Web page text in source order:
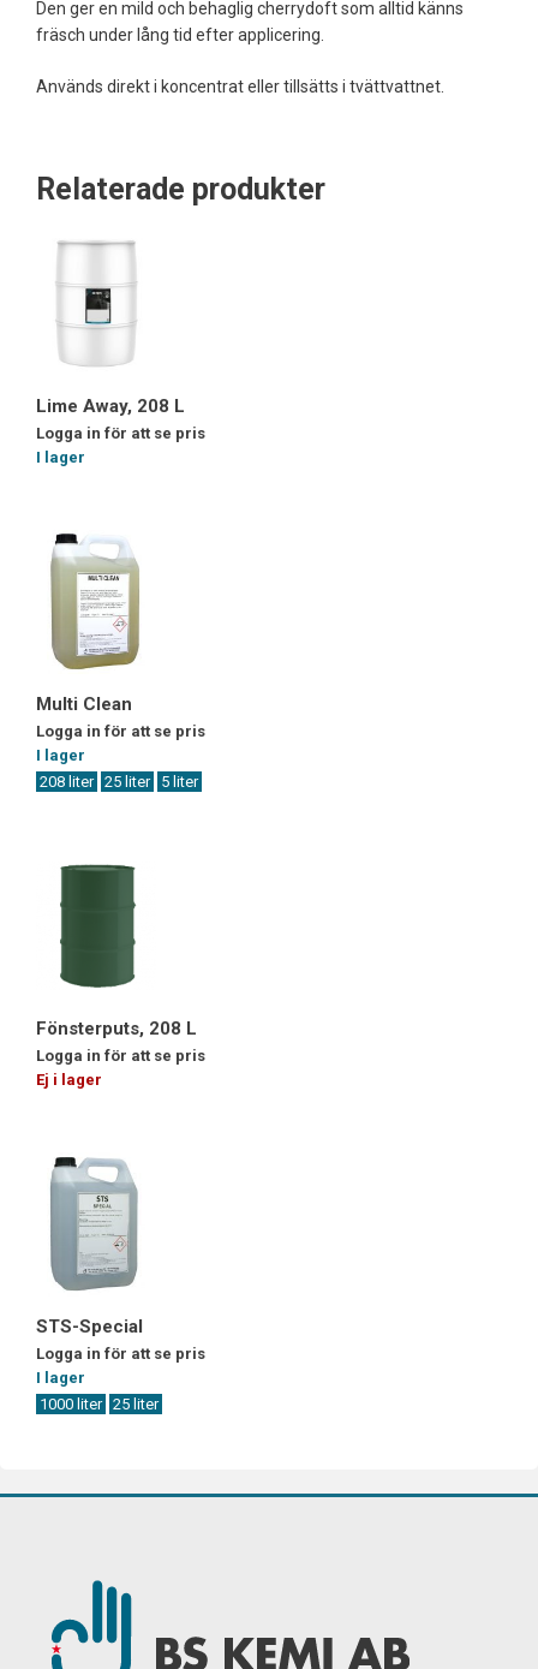
Den ger en mild och behaglig cherrydoft som alltid känns
fräsch under lång tid efter applicering.
Används direkt i koncentrat eller tillsätts i tvättvattnet.
Relaterade produkter
Lime Away, 208 L
Logga in för att se pris
I lager
Multi Clean
Logga in för att se pris
I lager
208 liter 25 liter 5 liter
Fönsterputs, 208 L
Logga in för att se pris
Ej i lager
STS-Special
Logga in för att se pris
I lager
1000 liter 25 liter